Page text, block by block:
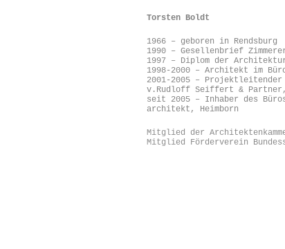
Torsten Boldt
1966 – geboren in Rendsburg
1990 – Gesellenbrief
1997 – Diplom der
1998-2000 – Architekt im
2001-2005 –
v.Rudloff Seiffert &
seit 2005 – Inhaber des
architekt, Heimborn
Mitglied der
Mitglied Förderverein